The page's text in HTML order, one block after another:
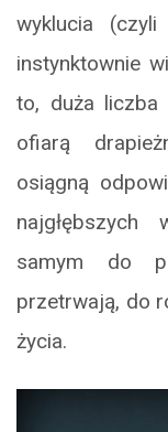
wyklucia
instynktownie
to, duża liczba
ofiarą
osiągną
najgłębszych
samym do
przetrwają, do
życia.